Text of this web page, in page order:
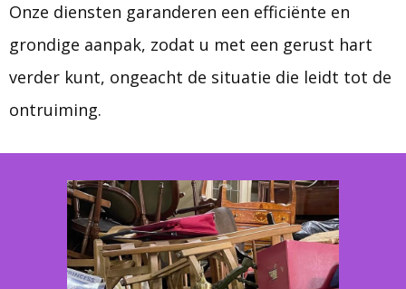
Onze diensten garanderen een efficiënte en
grondige aanpak, zodat u met een gerust hart
verder kunt, ongeacht de situatie die leidt tot de
ontruiming.